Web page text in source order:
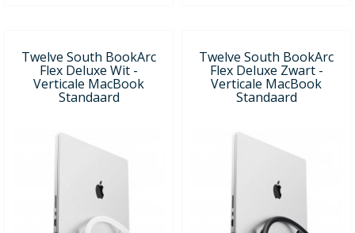
Twelve South BookArc
Flex Deluxe Wit -
Verticale MacBook
Standaard
Twelve South BookArc
Flex Deluxe Zwart -
Verticale MacBook
Standaard